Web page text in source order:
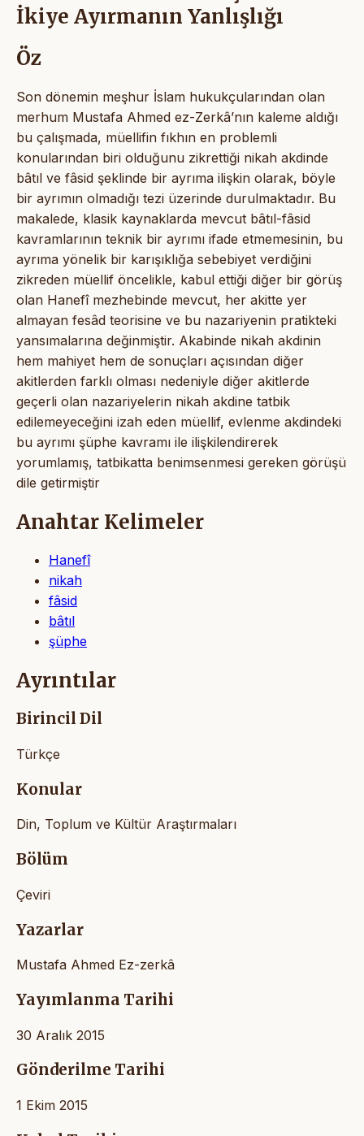
İkiye Ayırmanın Yanlışlığı
Öz
Son dönemin meşhur İslam hukukçularından olan
merhum Mustafa Ahmed ez-Zerkâ’nın kaleme aldığı
bu çalışmada, müellifin fıkhın en problemli
konularından biri olduğunu zikrettiği nikah akdinde
bâtıl ve fâsid şeklinde bir ayrıma ilişkin olarak, böyle
bir ayrımın olmadığı tezi üzerinde durulmaktadır. Bu
makalede, klasik kaynaklarda mevcut bâtıl-fâsid
kavramlarının teknik bir ayrımı ifade etmemesinin, bu
ayrıma yönelik bir karışıklığa sebebiyet verdiğini
zikreden müellif öncelikle, kabul ettiği diğer bir görüş
olan Hanefî mezhebinde mevcut, her akitte yer
almayan fesâd teorisine ve bu nazariyenin pratikteki
yansımalarına değinmiştir. Akabinde nikah akdinin
hem mahiyet hem de sonuçları açısından diğer
akitlerden farklı olması nedeniyle diğer akitlerde
geçerli olan nazariyelerin nikah akdine tatbik
edilemeyeceğini izah eden müellif, evlenme akdindeki
bu ayrımı şüphe kavramı ile ilişkilendirerek
yorumlamış, tatbikatta benimsenmesi gereken görüşü
dile getirmiştir
Anahtar Kelimeler
Hanefî
nikah
fâsid
bâtıl
şüphe
Ayrıntılar
Birincil Dil
Türkçe
Konular
Din, Toplum ve Kültür Araştırmaları
Bölüm
Çeviri
Yazarlar
Mustafa Ahmed Ez-zerkâ
Yayımlanma Tarihi
30 Aralık 2015
Gönderilme Tarihi
1 Ekim 2015